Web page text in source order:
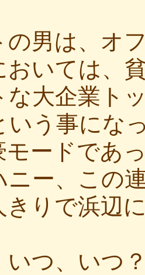
の男は、オ
おいては、
な大企業ト
いう事にな
モードであ
ニー、この
きりで浜辺
いつ、い